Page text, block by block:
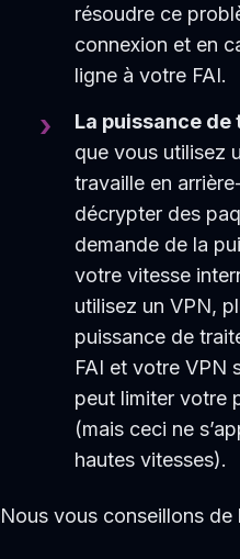
résoudre ce
connexion et en
ligne à votre FAI.
La puissance
que vous utilisez
travaille en
décrypter des
demande de la
votre vitesse
utilisez un VPN,
puissance de
FAI et votre VPN
peut limiter votre
(mais ceci ne
hautes vitesses).
Nous vous conseillons de